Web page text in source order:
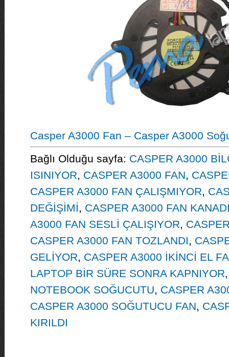
Casper A3000 Fan – Casper A3000
Bağlı Olduğu sayfa: CASPER A3000
ISINIYOR, CASPER A3000 FAN,
CASPER A3000 FAN ÇALIŞMIYOR,
DEĞİŞİMİ, CASPER A3000 FAN
A3000 FAN SESLİ ÇALIŞIYOR,
CASPER A3000 FAN TOZLANDI,
GELİYOR, CASPER A3000 İKİNCİ EL
LAPTOP BİR SÜRE SONRA KAPNIYOR
NOTEBOOK SOĞUCUTU, CASPER
CASPER A3000 SOĞUTUCU FAN,
KIRILDI